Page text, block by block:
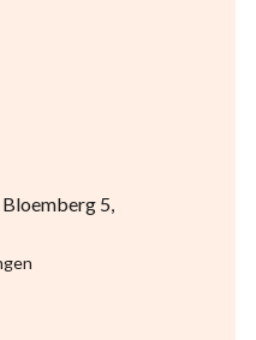
5,